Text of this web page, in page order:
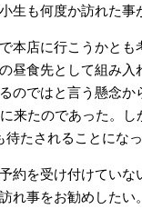
生も何度か訪れた事
本店に行こうかとも
昼食先として組み入
のではと言う懸念か
来たのであった。
たされることになっ
約を受け付けていな
れ事をお勧めしたい。